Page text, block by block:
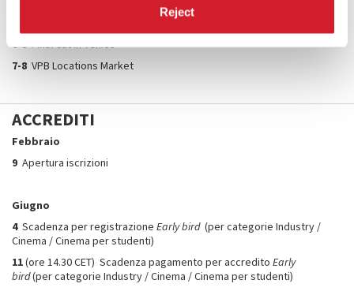
Reject
6-8Final Cut in Venice
7-8 VPB Locations Market
ACCREDITI
Febbraio
9 Apertura iscrizioni
Giugno
4 Scadenza per registrazione Early bird(per categorie Industry /
Cinema / Cinema per studenti)
11(ore 14.30 CET) Scadenza pagamento per accredito Early
bird(per categorie Industry / Cinema / Cinema per studenti)